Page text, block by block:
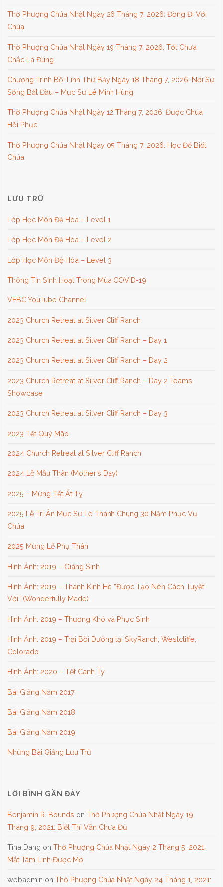
Thờ Phượng Chúa Nhật Ngày 26 Tháng 7, 2026: Đồng Đi Với
Chúa
Thờ Phượng Chúa Nhật Ngày 19 Tháng 7, 2026: Tốt Chưa
Chắc Là Đúng
Chương Trình Bồi Linh Thứ Bảy Ngày 18 Tháng 7, 2026: Nơi Sự
Sống Bắt Đầu – Mục Sư Lê Minh Hùng
Thờ Phượng Chúa Nhật Ngày 12 Tháng 7, 2026: Được Chúa
Hồi Phục
Thờ Phượng Chúa Nhật Ngày 05 Tháng 7, 2026: Học Để Biết
Chúa
LƯU TRỮ
Lớp Học Môn Đệ Hóa – Level 1
Lớp Học Môn Đệ Hóa – Level 2
Lớp Học Môn Đệ Hóa – Level 3
Thông Tin Sinh Hoạt Trong Mùa COVID-19
VEBC YouTube Channel
2023 Church Retreat at Silver Cliff Ranch
2023 Church Retreat at Silver Cliff Ranch – Day 1
2023 Church Retreat at Silver Cliff Ranch – Day 2
2023 Church Retreat at Silver Cliff Ranch – Day 2 Teams
Showcase
2023 Church Retreat at Silver Cliff Ranch – Day 3
2023 Tết Quý Mão
2024 Church Retreat at Silver Cliff Ranch
2024 Lễ Mẫu Thân (Mother’s Day)
2025 – Mừng Tết Ất Tỵ
2025 Lễ Tri Ân Mục Sư Lê Thành Chung 30 Năm Phục Vụ
Chúa
2025 Mừng Lễ Phụ Thân
Hình Ảnh: 2019 – Giáng Sinh
Hình Ảnh: 2019 – Thánh Kinh Hè “Được Tạo Nên Cách Tuyệt
Vời” (Wonderfully Made)
Hình Ảnh: 2019 – Thương Khó và Phục Sinh
Hình Ảnh: 2019 – Trại Bồi Dưỡng tại SkyRanch, Westcliffe,
Colorado
Hình Ảnh: 2020 – Tết Canh Tý
Bài Giảng Năm 2017
Bài Giảng Năm 2018
Bài Giảng Năm 2019
Những Bài Giảng Lưu Trữ
LỜI BÌNH GẦN ĐÂY
Benjamin R. Bounds onThờ Phượng Chúa Nhật Ngày 19
Tháng 9, 2021: Biết Thì Vẫn Chưa Đủ
Tina Dang onThờ Phượng Chúa Nhật Ngày 2 Tháng 5, 2021:
Mắt Tâm Linh Được Mở
webadmin onThờ Phượng Chúa Nhật Ngày 24 Tháng 1, 2021: